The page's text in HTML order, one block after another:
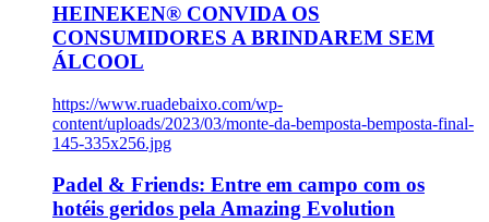
HEINEKEN® CONVIDA OS
CONSUMIDORES A BRINDAREM SEM
ÁLCOOL
https://www.ruadebaixo.com/wp-
content/uploads/2023/03/monte-da-bemposta-bemposta-final-
145-335x256.jpg
Padel & Friends: Entre em campo com os
hotéis geridos pela Amazing Evolution